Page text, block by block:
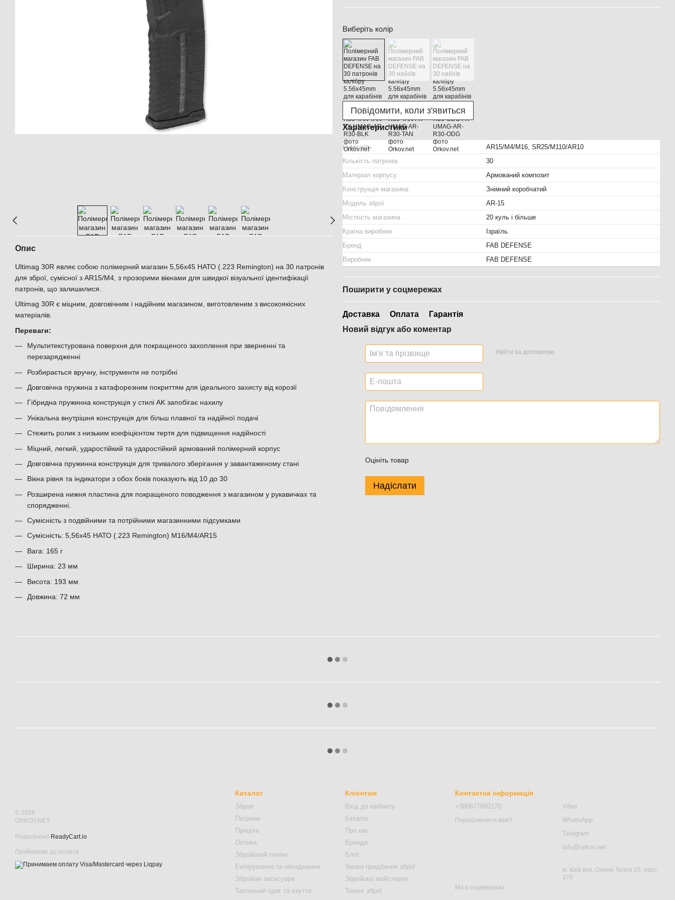
Опис
Ultimag 30R являє собою полімерний магазин 5,56x45 НАТО (.223 Remington) на 30 патронів
для зброї, сумісної з AR15/M4, з прозорими вікнами для швидкої візуальної ідентифікації
патронів, що залишилися.
Ultimag 30R є міцним, довговічним і надійним магазином, виготовленим з високоякісних
матеріалів.
Переваги:
Мультитекстурована поверхня для покращеного захоплення при зверненні та
перезарядженні
Розбирається вручну, інструменти не потрібні
Довговічна пружина з катафорезним покриттям для ідеального захисту від корозії
Гібридна пружинна конструкція у стилі AK запобігає нахилу
Унікальна внутрішня конструкція для більш плавної та надійної подачі
Стежить ролик з низьким коефіцієнтом тертя для підвищення надійності
Міцний, легкий, ударостійкий та ударостійкий армований полімерний корпус
Довговічна пружинна конструкція для тривалого зберігання у завантаженому стані
Вікна рівня та індикатори з обох боків показують від 10 до 30
Розширена нижня пластина для покращеного поводження з магазином у рукавичках та
спорядженні.
Сумісність з подвійними та потрійними магазинними підсумками
Сумісність: 5,56x45 НАТО (.223 Remington) M16/M4/AR15
Вага: 165 г
Ширина: 23 мм
Висота: 193 мм
Довжина: 72 мм
Виберіть колір
Повідомити, коли з'явиться
Характеристики
Сумісніть
AR15/M4/M16, SR25/M110/AR10
Кількість патронів
30
Матеріал корпусу
Армований композит
Конструкція магазина
Знімний коробчатий
Модель зброї
AR-15
Місткість магазина
20 куль і більше
Країна виробник
Ізраїль
Бренд
FAB DEFENSE
Виробник
FAB DEFENSE
Поширити у соцмережах
Доставка Оплата
Гарантія
Новий відгук або коментар
Увійти за допомогою
Оцініть товар
Надіслати
© 2026
ORKOV.NET
Розроблено ReadyCart.io
Приймаємо до оплати
Каталог
Зброя
Патрони
Приціли
Оптика
Збройовий тюнінг
Екіпірування та обладнання
Збройові аксесуари
Тактичний одяг та взуття
Клієнтам
Вхід до кабінету
Каталог
Про нас
Бренди
Блог
Умови придбання зброї
Збройова майстерня
Тюнінг зброї
Контактна інформація
+380677880170
Передзвонити вам?
Viber
WhatsApp
Telegram
info@orkov.net
м. Київ вул. Олени Теліги 25, офіс
270
Ми в соцмережах